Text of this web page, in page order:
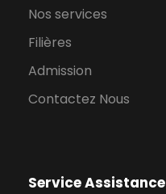
Nos services
Filières
Admission
Contactez Nous
Service Assistance